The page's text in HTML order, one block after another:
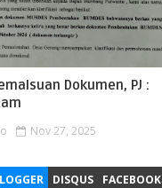
Dokumen, PJ :
Nov 27, 2025
DISQUS FACEBOOK